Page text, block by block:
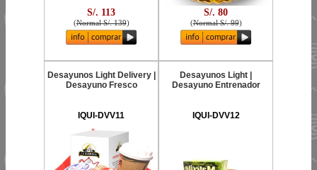
S/. 113
(Normal S/. 139)
S/. 80
(Normal S/. 99)
Desayunos Light Delivery |
Desayuno Fresco
IQUI-DVV11
Desayunos Light |
Desayuno Entrenador
IQUI-DVV12